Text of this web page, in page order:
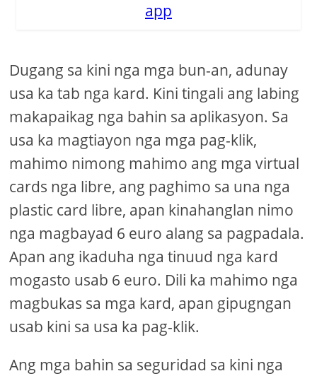
app
Dugang sa kini nga mga bun-an, adunay
usa ka tab nga kard. Kini tingali ang labing
makapaikag nga bahin sa aplikasyon. Sa
usa ka magtiayon nga mga pag-klik,
mahimo nimong mahimo ang mga virtual
cards nga libre, ang paghimo sa una nga
plastic card libre, apan kinahanglan nimo
nga magbayad 6 euro alang sa pagpadala.
Apan ang ikaduha nga tinuud nga kard
mogasto usab 6 euro. Dili ka mahimo nga
magbukas sa mga kard, apan gipugngan
usab kini sa usa ka pag-klik.
Ang mga bahin sa seguridad sa kini nga